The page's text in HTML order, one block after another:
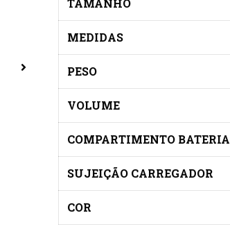
MEDIDAS
PESO
VOLUME
COMPARTIMENTO BATERIA
SUJEIÇÃO CARREGADOR
COR